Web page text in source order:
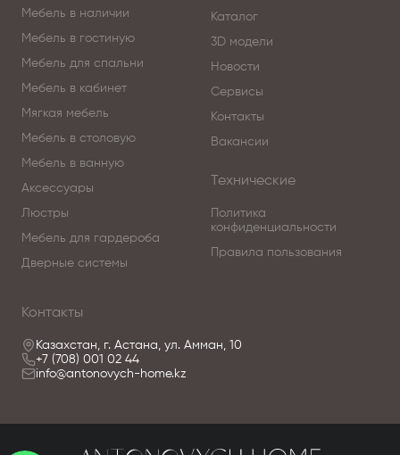
Мебель в наличии
Мебель в гостиную
Мебель для спальни
Мебель в кабинет
Мягкая мебель
Мебель в столовую
Мебель в ванную
Аксессуары
Люстры
Мебель для гардероба
Дверные системы
Каталог
3D модели
Новости
Сервисы
Контакты
Вакансии
Технические
Политика
конфиденциальности
Правила пользования
Контакты
Казахстан, г. Астана, ул. Амман, 10
+7 (708) 001 02 44
info@antonovych-home.kz